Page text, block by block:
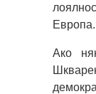
Европа.
Ако